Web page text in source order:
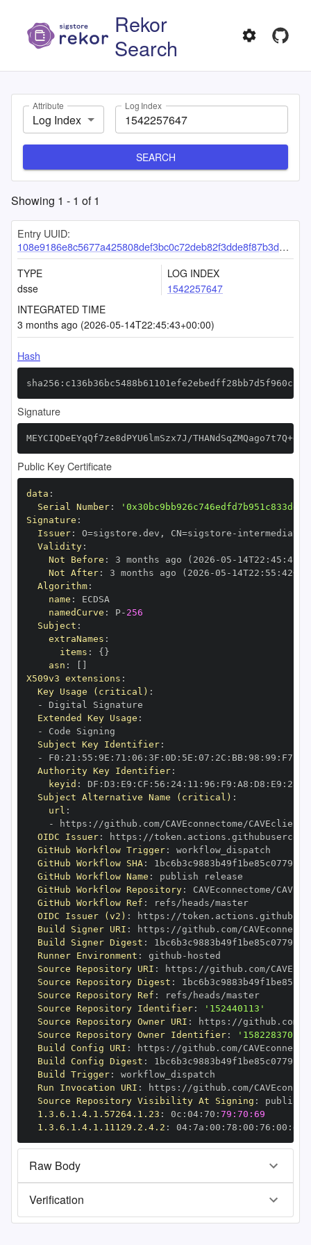
Rekor
Search
Attribute
Log Index
Log Index
SEARCH
Showing 1 - 1 of1
Entry UUID:
108e9186e8c5677a425808def3bc0c72deb82f3dde8f87b3de87872d767c47e83085b4e477e0807a
TYPE
dsse
LOG INDEX
1542257647
INTEGRATED TIME
3 months ago (2026-05-14T22:45:43+00:00)
Hash
Signature
MEYCIQDeEYqQf7ze8dPYU6lmSzx7J/
Public Key Certificate
data :
Serial Number:
Signature :
Issuer: O=sigstore.dev , CN=sigstore -
Validity:
Not Before : 3 months ago (2026 -05 - 14T22 : 45 :
Not After: 3 months ago (2026 -05 - 14T22 : 55 : 42+00
Algorithm:
name :
namedCurve : P- 256
Subject :
extraNames :
items : { }
asn :
X509v3 extensions :
Key Usage (critical) :
-
Extended Key Usage :
-
Subject Key Identifier:
-
F0 : 21 : 55 : 9E : 71 : 06 : 3F : 0D : 5E : 07 : 2C : BB: 98 : 99 : F7
Authority Key Identifier:
keyid : DF : D3 : E9 : CF : 56 : 24: 11 : 96 : F9 : A8 : D8 : E9 : 28
Subject Alternative Name (critical) :
url :
-
https :
OIDC Issuer: https :
GitHub Workflow Trigger:
GitHub Workflow SHA:
GitHub Workflow Name :
GitHub Workflow Repository:
GitHub Workflow Ref :
refs/heads/master
OIDC Issuer (v2) : https :
Build Signer URI : https :
Build Signer Digest :
Runner Environment : github -
Source Repository URI : https :
Source Repository Digest :
Source Repository Ref :
refs/heads/master
Source Repository Identifier:
'152440113'
Source Repository Owner URI : https :
Source Repository Owner Identifier:
'158228370'
Build Config URI : https :
Build Config Digest :
Build Trigger:
Run Invocation URI : https :
Source Repository Visibility At Signing :
1.3.6.1.4.1.57264.1.23 : 0c : 04: 70 : 79:70:69
1.3.6.1.4.1.11129.2.4.2 : 04: 7a : 00 : 78 : 00 : 76 : 00 : dd
Raw Body
Verification